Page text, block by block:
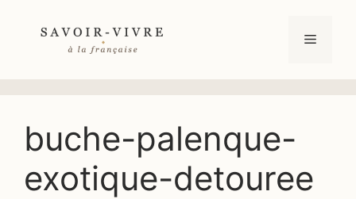
Menu
buche-palenque-
exotique-detouree